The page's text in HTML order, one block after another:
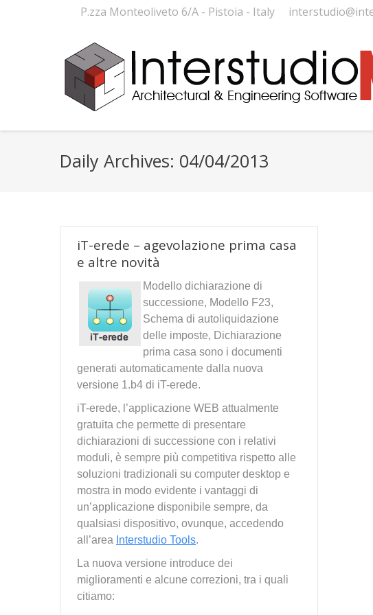
P.zza Monteoliveto 6/A - Pistoia - Italy
Daily Archives: 04/04/2013
iT-erede – agevolazione prima casa
e altre novità
Modello dichiarazione di
successione, Modello F23,
Schema di autoliquidazione
delle imposte, Dichiarazione
prima casa sono i documenti
generati automaticamente dalla nuova
versione 1.b4 di iT-erede.
iT-erede, l’applicazione WEB attualmente
gratuita che permette di presentare
dichiarazioni di successione con i relativi
moduli, è sempre più competitiva rispetto alle
soluzioni tradizionali su computer desktop e
mostra in modo evidente i vantaggi di
un’applicazione disponibile sempre, da
qualsiasi dispositivo, ovunque, accedendo
all’area Interstudio Tools.
La nuova versione introduce dei
miglioramenti e alcune correzioni, tra i quali
citiamo: